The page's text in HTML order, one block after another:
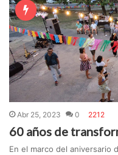
Abr 25, 2023 0 2212
60 años de
En el marco del aniversario